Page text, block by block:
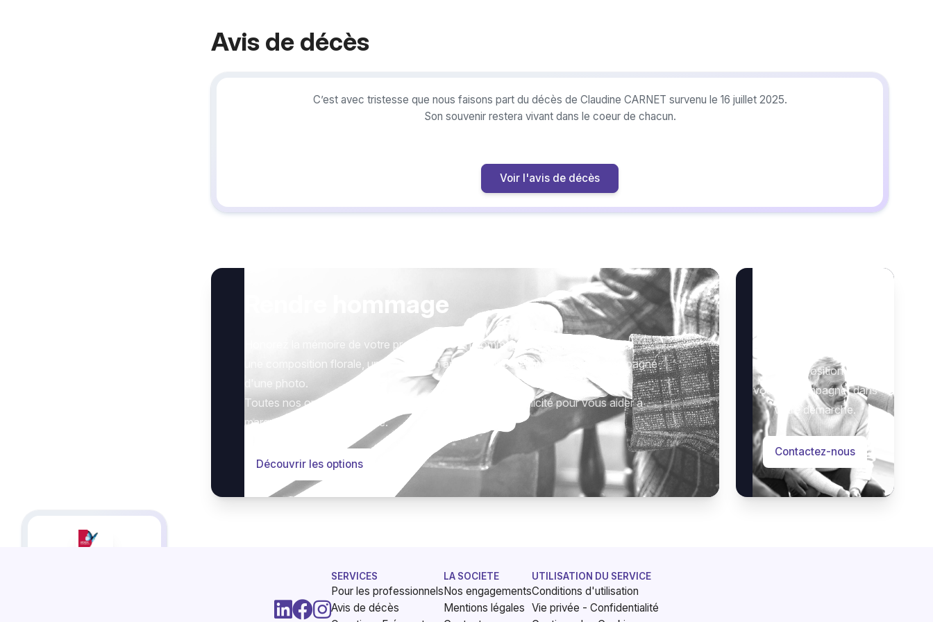
Avis de décès
C’est avec tristesse que nous faisons part du décès de Claudine CARNET survenu le 16 juillet 2025.
Son souvenir restera vivant dans le coeur de chacun.
Voir l'avis de décès
Rendre hommage
Honorez la mémoire de votre proche avec un hommage qui vous ressemble :
une composition florale, une plaque, un arbre, ou encore un message accompagné
d'une photo.
Toutes nos options sont présentées avec respect et simplicité pour vous aider à
marquer le geste qui compte.
Découvrir les options
votre disposition pour
vous accompagner dans
votre démarche.
Contactez-nous
SERVICES
Pour les professionnels
Avis de décès
LA SOCIETE
Nos engagements
Mentions légales
UTILISATION DU SERVICE
Conditions d'utilisation
Vie privée - Confidentialité